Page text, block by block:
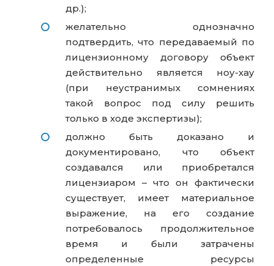
др.);
желательно однозначно
подтвердить, что передаваемый по
лицензионному договору объект
действительно является ноу-хау
(при неустранимых сомнениях
такой вопрос под силу решить
только в ходе экспертизы);
должно быть доказано и
документировано, что объект
создавался или приобретался
лицензиаром – что он фактически
существует, имеет материальное
выражение, на его создание
потребовалось продолжительное
время и были затрачены
определенные ресурсы